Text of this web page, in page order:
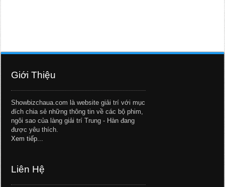
Giới Thiệu
Showbizchaua.com là website giải trí với mục
đích chia sẻ những thông tin về các bộ phim,
ngôi sao của làng giải trí Trung - Hàn đang
được yêu thích.
Xem tiếp...
Liên Hệ